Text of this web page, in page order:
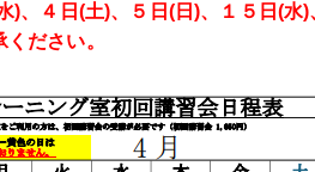
)、４日(土)、５日(日)、１５日(水
ださい。